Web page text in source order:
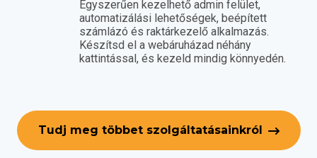
Egyszerűen kezelhető admin felület,
automatizálási lehetőségek, beépített
számlázó és raktárkezelő alkalmazás.
Készítsd el a webáruházad néhány
kattintással, és kezeld mindig könnyedén.
Tudj meg többet szolgáltatásainkról